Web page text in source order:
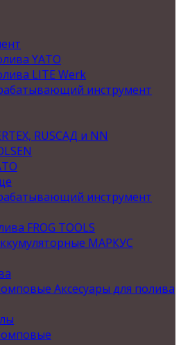
YATO
LITE Werk
инструмент
RUSСАД и NN
инструмент
FROG TOOLS
МАРКУС
Аксесуары для полива